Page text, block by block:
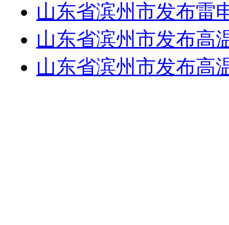
山东省滨州市发布雷
山东省滨州市发布高
山东省滨州市发布高